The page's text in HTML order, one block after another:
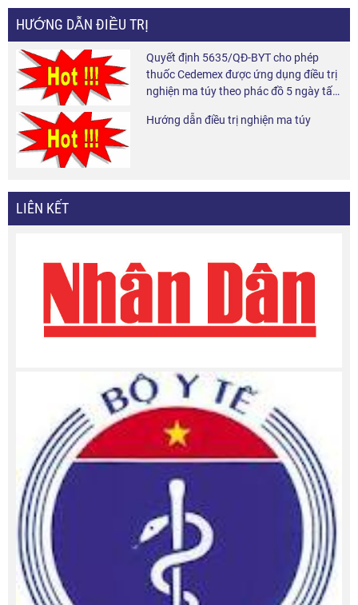
HƯỚNG DẪN ĐIỀU TRỊ
Quyết định 5635/QĐ-BYT cho phép
thuốc Cedemex được ứng dụng điều trị
nghiện ma túy theo phác đồ 5 ngày tấn
Hướng dẫn điều trị nghiện ma túy
LIÊN KẾT